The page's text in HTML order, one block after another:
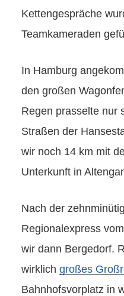
Kettengespräche
Teamkameraden
In Hamburg
den großen
Regen prasselte nur
Straßen der
wir noch 14 km mit
Unterkunft in
Nach der
Regionalexpress
wir dann Bergedorf.
wirklich großes
Bahnhofsvorplatz in